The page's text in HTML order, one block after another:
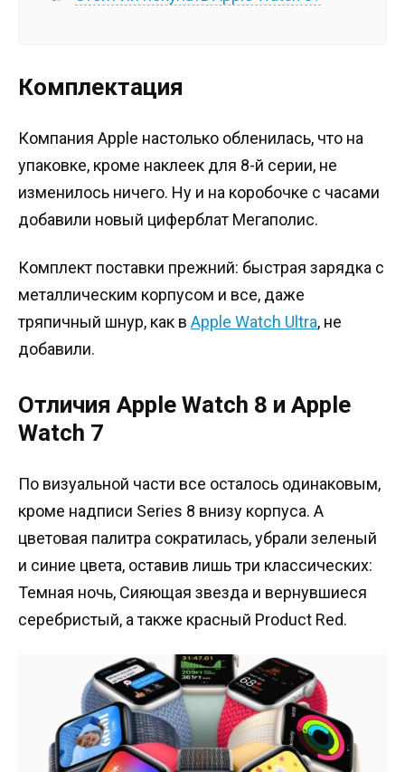
Комплектация
Компания Apple настолько обленилась, что на
упаковке, кроме наклеек для 8-й серии, не
изменилось ничего. Ну и на коробочке с часами
добавили новый циферблат Мегаполис.
Комплект поставки прежний: быстрая зарядка с
металлическим корпусом и все, даже
тряпичный шнур, как в Apple Watch Ultra, не
добавили.
Отличия Apple Watch 8 и Apple
Watch 7
По визуальной части все осталось одинаковым,
кроме надписи Series 8 внизу корпуса. А
цветовая палитра сократилась, убрали зеленый
и синие цвета, оставив лишь три классических:
Темная ночь, Сияющая звезда и вернувшиеся
серебристый, а также красный Product Red.